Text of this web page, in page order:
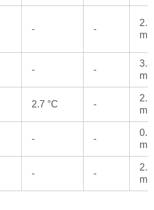
- -
2.7
- -
3.8
2.7 °C -
2.1
- -
0.1
- -
2.2